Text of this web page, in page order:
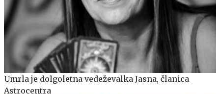
Umrla je dolgoletna vedeževalka Jasna, članica
Astrocentra